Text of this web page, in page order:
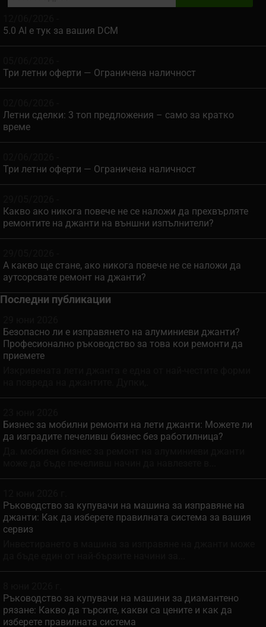
5.0 AI е тук за вашия DCM
Три летни оферти — Ограничена наличност
Летни сделки: 3 топ предложения – само за кратко
време
Три летни оферти — Ограничена наличност
Какво ако никога повече не се наложи да прехвърляте
ремонтите на джанти на външни изпълнители?
А какво ще стане, ако никога повече не се наложи да
аутсорсвате ремонт на джанти?
Последни публикации
Безопасно ли е изправянето на алуминиеви джанти?
Професионално ръководство за това кои ремонти да
приемете
Бизнес за мобилни ремонти на лети джанти: Можете ли
да изградите печеливш бизнес без работилница?
Ръководство за купувачи на машина за изправяне на
джанти: Как да изберете правилната система за вашия
сервиз
Ръководство за купувачи на машини за диамантено
рязане: Какво да търсите, какви са цените и как да
изберете правилната система